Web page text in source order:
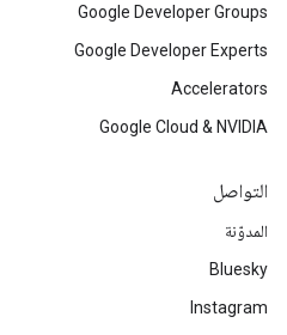
Google Developer Groups
Google Developer Experts
Accelerators
Google Cloud & NVIDIA
التواصل
المدوّنة
Bluesky
Instagram